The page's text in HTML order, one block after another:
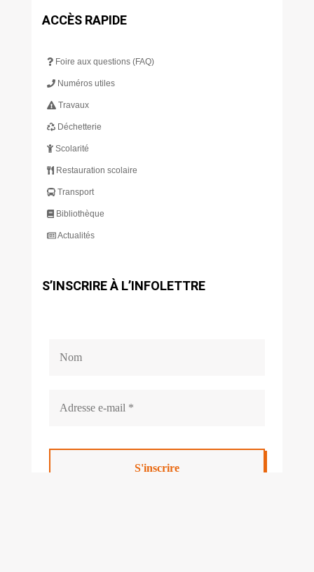
ACCÈS RAPIDE
Foire aux questions (FAQ)
Numéros utiles
Travaux
Déchetterie
Scolarité
Restauration scolaire
Transport
Bibliothèque
Actualités
S’INSCRIRE À L’INFOLETTRE